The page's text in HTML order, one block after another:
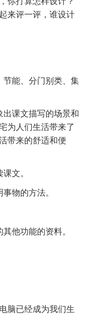
来评一评，谁设计
节能、分门别类、集
出课文描写的场景和
为人们生活带来了
带来的舒适和便
文。
物的方法。
他功能的资料。
脑已经成为我们生